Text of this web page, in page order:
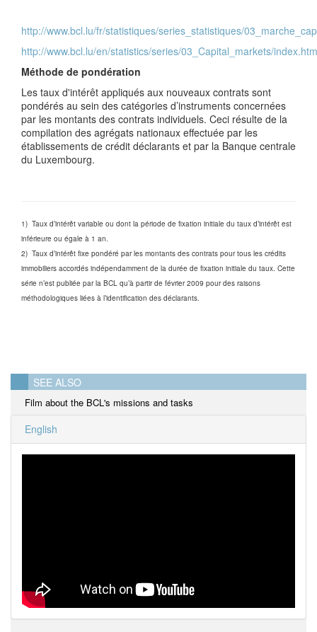
http://www.bcl.lu/fr/statistiques/series_statistiques/
http://www.bcl.lu/en/statistics/series/03_Capital_markets/
Méthode de pondération
Les taux d'intérêt appliqués aux nouveaux contrats sont
pondérés au sein des catégories d’instruments concernées
par les montants des contrats individuels. Ceci résulte de la
compilation des agrégats nationaux effectuée par les
établissements de crédit déclarants et par la Banque centrale
du Luxembourg.
1) Taux d’intérêt variable ou dont la période de fixation initiale du taux d’intérêt est
inférieure ou égale à 1 an.
2) Taux d’intérêt fixe pondéré par les montants des contrats pour tous les crédits
immobiliers accordés indépendamment de la durée de fixation initiale du taux. Cette
série n’est publiée par la BCL qu’à partir de février 2009 pour des raisons
méthodologiques liées à l’identification des déclarants.
SEE ALSO
Film about the BCL's missions and tasks
English